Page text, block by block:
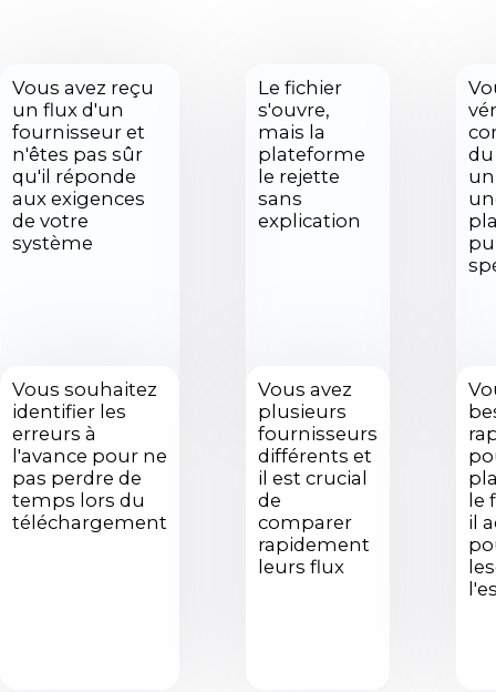
Vous avez reçu
un flux d'un
fournisseur et
n'êtes pas sûr
qu'il réponde
aux exigences
de votre
système
Le fichier
s'ouvre,
mais la
plateforme
le rejette
sans
explication
du
un
Vous souhaitez
identifier les
erreurs à
l'avance pour ne
pas perdre de
temps lors du
téléchargement
Vous avez
plusieurs
fournisseurs
différents et
il est crucial
de
comparer
rapidement
leurs flux
le
il